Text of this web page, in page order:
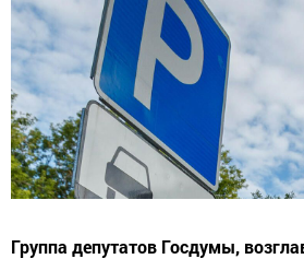
Группа депутатов Госдумы,